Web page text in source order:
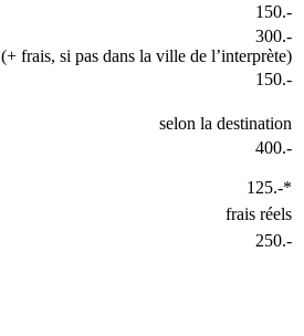
150.-
300.-
(+ frais, si pas dans la ville de l’interprète)
150.-
selon la destination
400.-
125.-*
frais réels
250.-